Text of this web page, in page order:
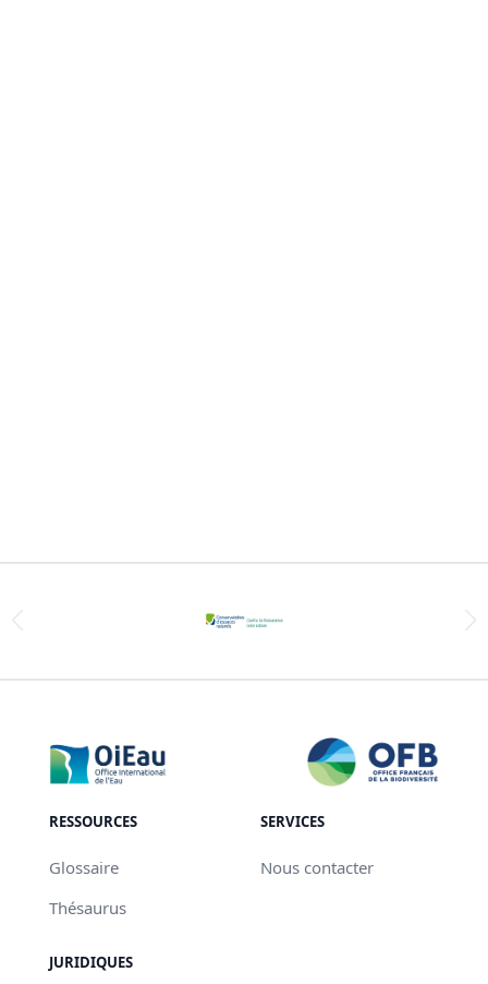
RESSOURCES
Glossaire
Thésaurus
SERVICES
Nous contacter
JURIDIQUES